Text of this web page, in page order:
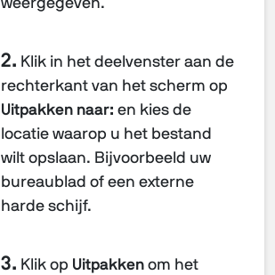
weergegeven.
2. Klik in het deelvenster aan de
rechterkant van het scherm op
Uitpakken naar: en kies de
locatie waarop u het bestand
wilt opslaan. Bijvoorbeeld uw
bureaublad of een externe
harde schijf.
3. Klik op Uitpakken om het